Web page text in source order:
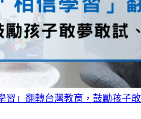
習」翻轉台灣教育，鼓勵孩子敢